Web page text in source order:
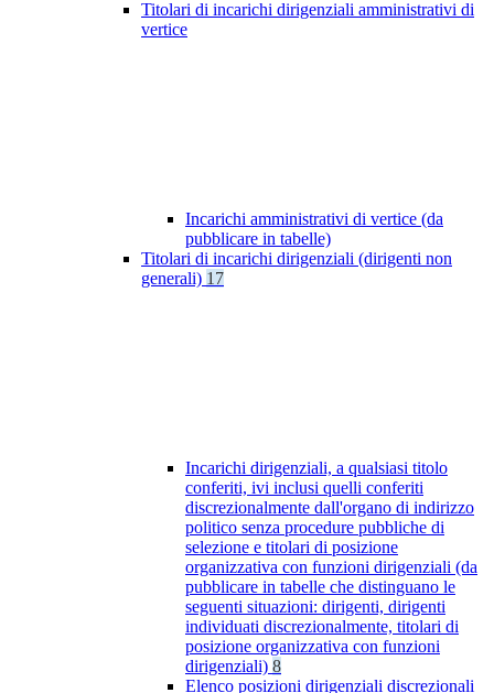
Titolari di incarichi dirigenziali amministrativi di
vertice
Incarichi amministrativi di vertice (da
pubblicare in tabelle)
Titolari di incarichi dirigenziali (dirigenti non
generali) 17
Incarichi dirigenziali, a qualsiasi titolo
conferiti, ivi inclusi quelli conferiti
discrezionalmente dall'organo di indirizzo
politico senza procedure pubbliche di
selezione e titolari di posizione
organizzativa con funzioni dirigenziali (da
pubblicare in tabelle che distinguano le
seguenti situazioni: dirigenti, dirigenti
individuati discrezionalmente, titolari di
posizione organizzativa con funzioni
dirigenziali) 8
Elenco posizioni dirigenziali discrezionali